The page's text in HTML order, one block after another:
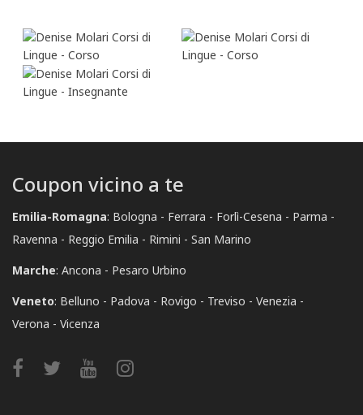
Coupon vicino a te
Emilia-Romagna: Bologna Ferrara Forlì-Cesena
Parma
Ravenna
Reggio Emilia Rimini
San Marino
Marche: Ancona
Pesaro Urbino
Veneto: Belluno Padova Rovigo Treviso
Venezia
Verona
Vicenza